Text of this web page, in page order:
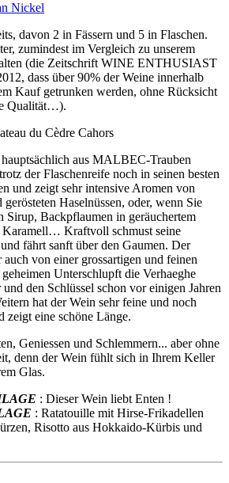
Nickel
davon 2 in Fässern und 5 in Flaschen.
zumindest im Vergleich zu unserem
(die Zeitschrift WINE ENTHUSIAST
dass über 90% der Weine innerhalb
Kauf getrunken werden, ohne Rücksicht
Qualität…).
aus MALBEC-Trauben
der Flaschenreife noch in seinen besten
und zeigt sehr intensive Aromen von
gerösteten Haselnüssen, oder, wenn Sie
Sirup, Backpflaumen in geräuchertem
Karamell… Kraftvoll schmust seine
fährt sanft über den Gaumen. Der
auch von einer grossartigen und feinen
Unterschlupft die Verhaeghe
den Schlüssel schon vor einigen Jahren
hat der Wein sehr feine und noch
zeigt eine schöne Länge.
Geniessen und Schlemmern... aber ohne
denn der Wein fühlt sich in Ihrem Keller
Glas.
: Dieser Wein liebt Enten !
: Ratatouille mit Hirse-Frikadellen
Risotto aus Hokkaido-Kürbis und